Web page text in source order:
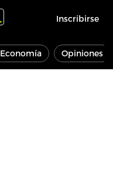
Inscribirse
Economía Opiniones